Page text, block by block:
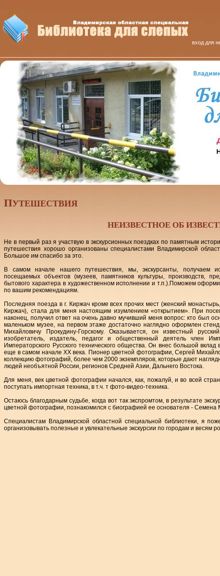
вход для
ПУТЕШЕСТВИЯ
НЕИЗВЕСТНОЕ ОБ
Не в первый раз я участвую в экскурсионных поездках по памятным
путешествия хорошо организованы специалистами Владимирской
Большое им спасибо за это.
В самом начале нашего путешествия, мы, экскурсанты, получаем
посещаемых объектов (музеев, памятников культуры, производств,
бытового характера в художественном исполнении и т.п.).Поможем
по вашим рекомендациям.
Последняя поезда в г. Киржач кроме всех прочих мест (женский
Киржач), стала для меня настоящим изумлением «открытием». При
наконец, получил ответ на очень давно мучивший меня вопрос: кто был
маленьком музее, на первом этаже достаточно наглядно оформлен
Михайловичу Прокудину-Горскому. Оказывается, он известный
изобретатель, издатель, педагог и общественный деятель член
Императорского Русского технического общества. Он внес большой
еще в самом начале ХХ века. Пионер цветной фотографии, Сергей
коллекцию фотографий, более чем 2000 экземпляров, которые дают
людей необъятной России, регионов Средней Азии, Дальнего Востока.
Для меня, век цветной фотографии начался, как, пожалуй, и во всей
поступать импортная техника, в т.ч. т фото-видео-техника.
Остаюсь благодарным судьбе, когда вот так экспромтом, в результате
цветной фотографии, познакомился с биографией ее основателя - Семена
Специалистам Владимирской областной специальной библиотеки, я
организовывать полезные и увлекательные экскурсии по городам и весям